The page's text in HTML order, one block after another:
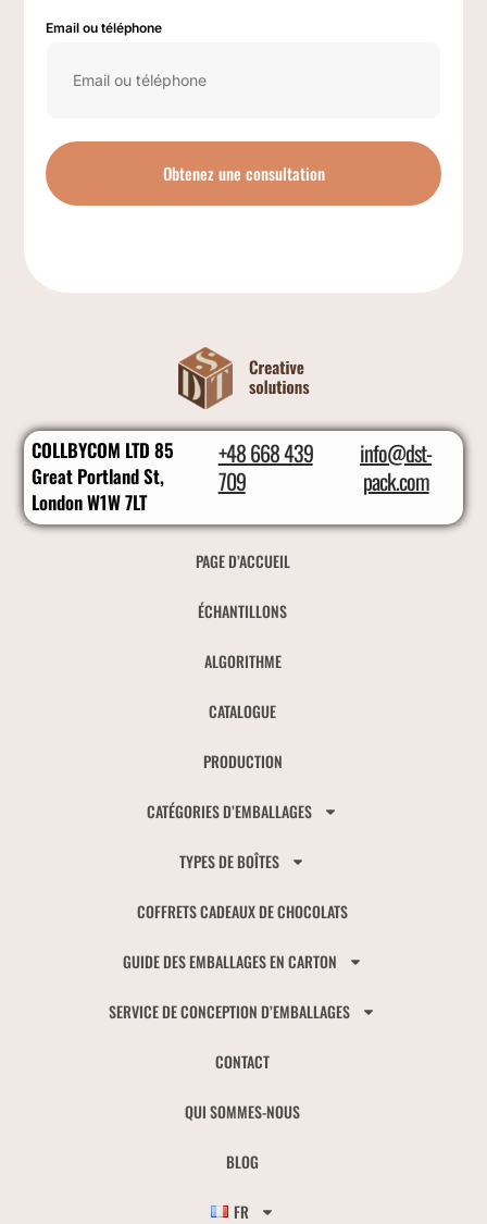
Email ou téléphone
Obtenez une consultation
COLLBYCOM LTD 85
Great Portland St,
London W1W 7LT
+48 668 439
709
info@dst-
pack.com
PAGE D’ACCUEIL
ÉCHANTILLONS
ALGORITHME
CATALOGUE
PRODUCTION
CATÉGORIES D’EMBALLAGES
TYPES DE BOÎTES
COFFRETS CADEAUX DE CHOCOLATS
GUIDE DES EMBALLAGES EN CARTON
SERVICE DE CONCEPTION D’EMBALLAGES
CONTACT
QUI SOMMES-NOUS
BLOG
FR